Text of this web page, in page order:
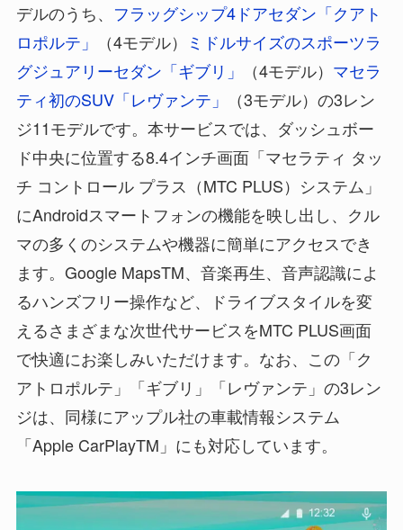
デルのうち、 フラッグシップ4ドアセダン「クアト
ロポルテ」
（4モデル） ミドルサイズのスポーツラ
グジュアリーセダン「ギブリ」
（4モデル） マセラ
ティ初のSUV「レヴァンテ」
（3モデル）の3レン
ジ11モデルです。本サービスでは、ダッシュボー
ド中央に位置する8.4インチ画面「マセラティ タッ
チ コントロール プラス（MTC PLUS）システム」
にAndroidスマートフォンの機能を映し出し、クル
マの多くのシステムや機器に簡単にアクセスでき
ます。Google MapsTM、音楽再生、音声認識によ
るハンズフリー操作など、ドライブスタイルを変
えるさまざまな次世代サービスをMTC PLUS画面
で快適にお楽しみいただけます。なお、この「ク
アトロポルテ」「ギブリ」「レヴァンテ」の3レン
ジは、同様にアップル社の車載情報システム
「Apple CarPlayTM」にも対応しています。